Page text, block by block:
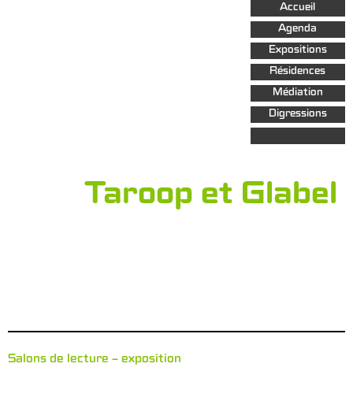
Aller au
contenu
principal
Accueil
Agenda
Expositions
Résidences
Médiation
Digressions
Taroop et Glabel
Salons de lecture – exposition